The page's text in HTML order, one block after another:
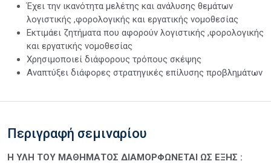
Έχει την ικανότητα μελέτης και ανάλυσης θεμάτων
λογιστικής ,φορολογικής και εργατικής νομοθεσίας
Εκτιμάει ζητήματα που αφορούν λογιστικής ,φορολογικής
και εργατικής νομοθεσίας
Χρησιμοποιεί διάφορους τρόπους σκέψης
Αναπτύξει διάφορες στρατηγικές επίλυσης προβλημάτων
Περιγραφή σεμιναρίου
Η ΥΛΗ ΤΟΥ ΜΑΘΗΜΑΤΟΣ ΔΙΑΜΟΡΦΩΝΕΤΑΙ ΩΣ ΕΞΗΣ :